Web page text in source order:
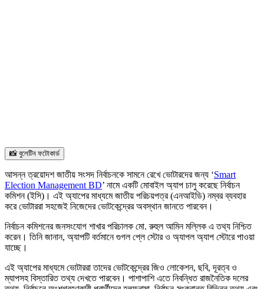
📸 বুলেটিন ফটোকার্ড
আসন্ন ত্রয়োদশ জাতীয় সংসদ নির্বাচনকে সামনে রেখে ভোটারদের জন্য ‘Smart
Election Management BD’ নামে একটি মোবাইল অ্যাপ চালু করেছে নির্বাচন
কমিশন (ইসি)। এই অ্যাপের মাধ্যমে জাতীয় পরিচয়পত্র (এনআইডি) নম্বর ব্যবহার
করে ভোটাররা সহজেই নিজেদের ভোটকেন্দ্রের অবস্থান জানতে পারবেন।
নির্বাচন কমিশনের জনসংযোগ শাখার পরিচালক মো. রুহুল আমিন মল্লিক এ তথ্য নিশ্চিত
করেন। তিনি জানান, অ্যাপটি বর্তমানে গুগল প্লে স্টোর ও অ্যাপল অ্যাপ স্টোরে পাওয়া
যাচ্ছে।
এই অ্যাপের মাধ্যমে ভোটাররা তাদের ভোটকেন্দ্রের জিও লোকেশন, ছবি, দূরত্ব ও
ম্যাপসহ বিস্তারিত তথ্য দেখতে পারবেন। পাশাপাশি এতে নিবন্ধিত রাজনৈতিক দলের